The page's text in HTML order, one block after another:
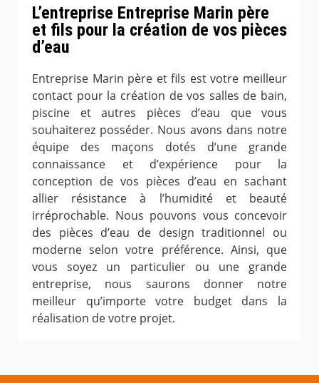
L’entreprise Entreprise Marin père
et fils pour la création de vos pièces
d’eau
Entreprise Marin père et fils est votre meilleur
contact pour la création de vos salles de bain,
piscine et autres pièces d’eau que vous
souhaiterez posséder. Nous avons dans notre
équipe des maçons dotés d’une grande
connaissance et d’expérience pour la
conception de vos pièces d’eau en sachant
allier résistance à l’humidité et beauté
irréprochable. Nous pouvons vous concevoir
des pièces d’eau de design traditionnel ou
moderne selon votre préférence. Ainsi, que
vous soyez un particulier ou une grande
entreprise, nous saurons donner notre
meilleur qu’importe votre budget dans la
réalisation de votre projet.